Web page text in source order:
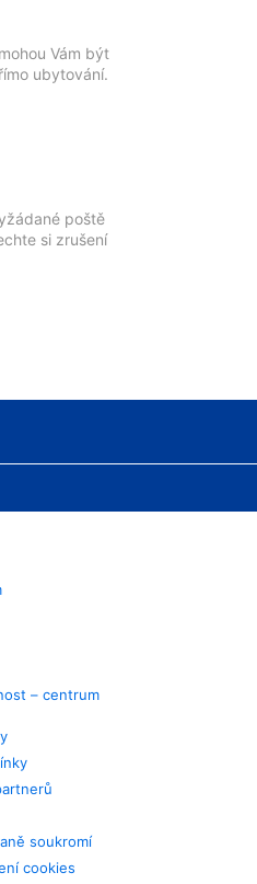
Vám být
ubytování.
poště
si zrušení
– centrum
soukromí
cookies